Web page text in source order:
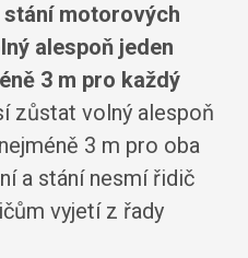
stání motorových
alespoň jeden
3 m pro každý
zůstat volný alespoň
3 m pro oba
a stání nesmí řidič
vyjetí z řady